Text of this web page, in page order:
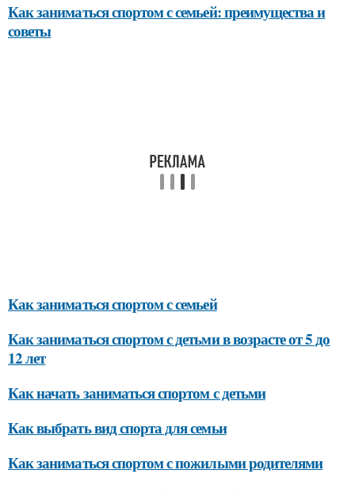
Как заниматься спортом с семьей: преимущества и
советы
Как заниматься спортом с семьей
Как заниматься спортом с детьми в возрасте от 5 до
12 лет
Как начать заниматься спортом с детьми
Как выбрать вид спорта для семьи
Как заниматься спортом с пожилыми родителями